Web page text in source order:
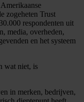
zogeheten Trust
respondenten uit
media, overheden,
en het systeem
wat niet, is
in merken, bedrijven,